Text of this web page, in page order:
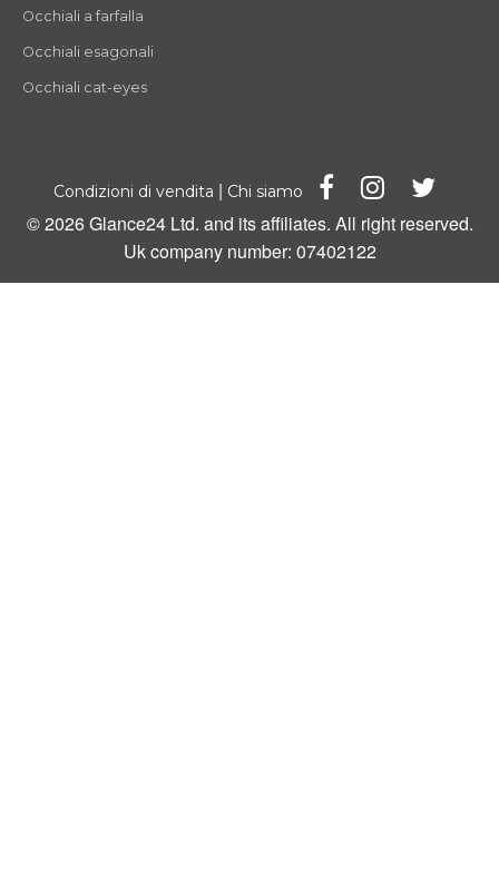
Occhiali a farfalla
Occhiali esagonali
Occhiali cat-eyes
Condizioni di vendita | Chi siamo
© 2026 Glance24 Ltd. and its affiliates. All right reserved.
Uk company number: 07402122